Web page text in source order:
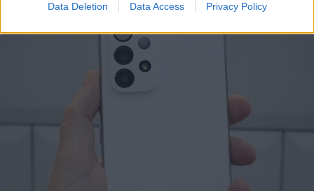
Data Deletion Data Access Privacy Policy